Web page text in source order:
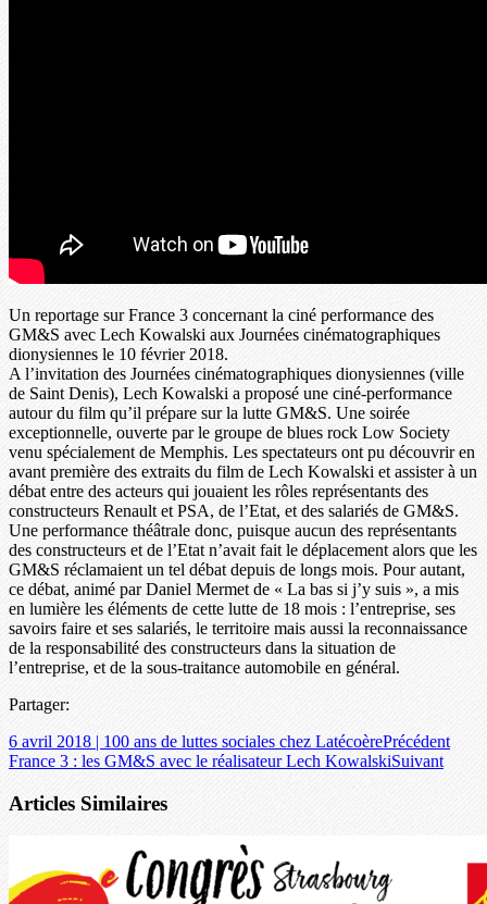
Un reportage sur France 3 concernant la ciné performance des
GM&S avec Lech Kowalski aux Journées cinématographiques
dionysiennes le 10 février 2018.
A l’invitation des Journées cinématographiques dionysiennes (ville
de Saint Denis), Lech Kowalski a proposé une ciné-performance
autour du film qu’il prépare sur la lutte GM&S. Une soirée
exceptionnelle, ouverte par le groupe de blues rock Low Society
venu spécialement de Memphis. Les spectateurs ont pu découvrir en
avant première des extraits du film de Lech Kowalski et assister à un
débat entre des acteurs qui jouaient les rôles représentants des
constructeurs Renault et PSA, de l’Etat, et des salariés de GM&S.
Une performance théâtrale donc, puisque aucun des représentants
des constructeurs et de l’Etat n’avait fait le déplacement alors que les
GM&S réclamaient un tel débat depuis de longs mois. Pour autant,
ce débat, animé par Daniel Mermet de « La bas si j’y suis », a mis
en lumière les éléments de cette lutte de 18 mois : l’entreprise, ses
savoirs faire et ses salariés, le territoire mais aussi la reconnaissance
de la responsabilité des constructeurs dans la situation de
l’entreprise, et de la sous-traitance automobile en général.
Partager:
6 avril 2018 | 100 ans de luttes sociales chez LatécoèrePrécédent
France 3 : les GM&S avec le réalisateur Lech KowalskiSuivant
Articles Similaires